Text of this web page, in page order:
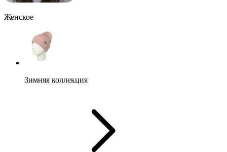
Женское
Зимняя коллекция